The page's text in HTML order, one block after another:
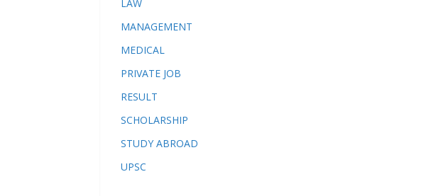
LAW
MANAGEMENT
MEDICAL
PRIVATE JOB
RESULT
SCHOLARSHIP
STUDY ABROAD
UPSC